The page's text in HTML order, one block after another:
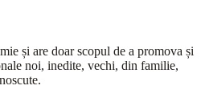
și are doar scopul de a promova și
noi, inedite, vechi, din familie,